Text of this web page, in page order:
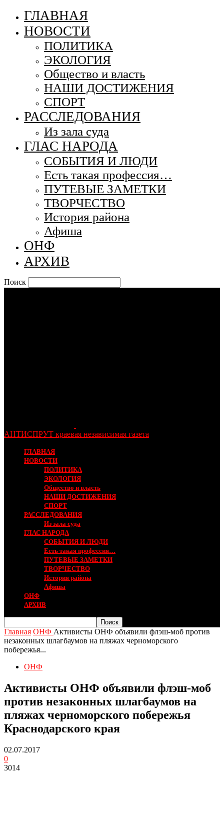
ГЛАВНАЯ
НОВОСТИ
ПОЛИТИКА
ЭКОЛОГИЯ
Общество и власть
НАШИ ДОСТИЖЕНИЯ
СПОРТ
РАССЛЕДОВАНИЯ
Из зала суда
ГЛАС НАРОДА
СОБЫТИЯ И ЛЮДИ
Есть такая профессия…
ПУТЕВЫЕ ЗАМЕТКИ
ТВОРЧЕСТВО
История района
Афиша
ОНФ
АРХИВ
Поиск
АНТИСПРУТ краевая независимая газета
ГЛАВНАЯ
НОВОСТИ
ПОЛИТИКА
ЭКОЛОГИЯ
Общество и власть
НАШИ ДОСТИЖЕНИЯ
СПОРТ
РАССЛЕДОВАНИЯ
Из зала суда
ГЛАС НАРОДА
СОБЫТИЯ И ЛЮДИ
Есть такая профессия…
ПУТЕВЫЕ ЗАМЕТКИ
ТВОРЧЕСТВО
История района
Афиша
ОНФ
АРХИВ
Главная ОНФ Активисты ОНФ объявили флэш-моб против
незаконных шлагбаумов на пляжах черноморского
побережья...
ОНФ
Активисты ОНФ объявили флэш-моб
против незаконных шлагбаумов на
пляжах черноморского побережья
Краснодарского края
02.07.2017
0
3014